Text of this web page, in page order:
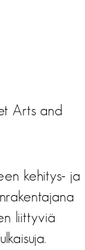
Arts and
kehitys- ja
liittyviä